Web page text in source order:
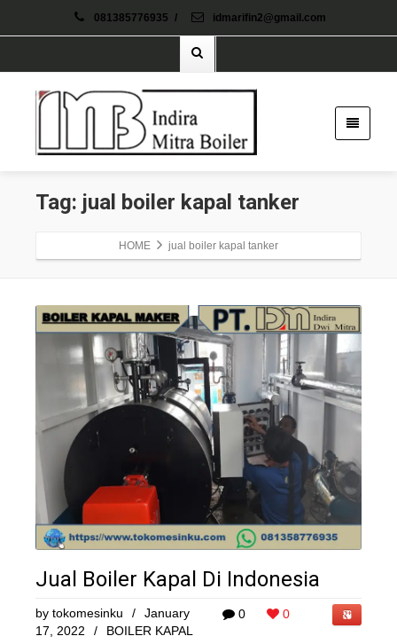
081385776935 / idmarifin2@gmail.com
Tag: jual boiler kapal tanker
HOME jual boiler kapal tanker
Jual Boiler Kapal Di Indonesia
0 0
by tokomesinku /
January
17, 2022
/ BOILER KAPAL